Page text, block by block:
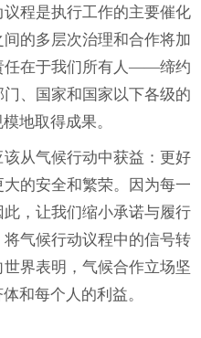
程是执行工作的主要催化
的多层次治理和合作将加
任在于我们所有人——缔约
、国家和国家以下各级的
地取得成果。
从气候行动中获益：更好
的安全和繁荣。因为每一
，让我们缩小承诺与履行
气候行动议程中的信号转
界表明，气候合作立场坚
和每个人的利益。